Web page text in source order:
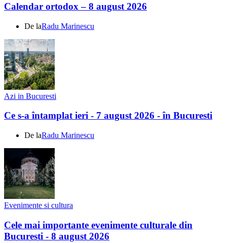
Calendar ortodox – 8 august 2026
De laRadu Marinescu
Azi in Bucuresti
Ce s-a întamplat ieri - 7 august 2026 - în Bucuresti
De laRadu Marinescu
Evenimente si cultura
Cele mai importante evenimente culturale din
Bucuresti - 8 august 2026